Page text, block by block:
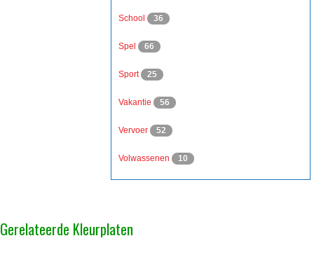
School 36
Spel 66
Sport 25
Vakantie 56
Vervoer 52
Volwassenen 10
Gerelateerde Kleurplaten